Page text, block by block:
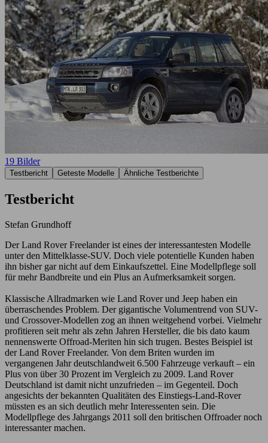
19 Bilder
Testbericht Geteste Modelle Ähnliche Testberichte
Testbericht
Stefan Grundhoff
Der Land Rover Freelander ist eines der interessantesten Modelle
unter den Mittelklasse-SUV. Doch viele potentielle Kunden haben
ihn bisher gar nicht auf dem Einkaufszettel. Eine Modellpflege soll
für mehr Bandbreite und ein Plus an Aufmerksamkeit sorgen.
Klassische Allradmarken wie Land Rover und Jeep haben ein
überraschendes Problem. Der gigantische Volumentrend von SUV-
und Crossover-Modellen zog an ihnen weitgehend vorbei. Vielmehr
profitieren seit mehr als zehn Jahren Hersteller, die bis dato kaum
nennenswerte Offroad-Meriten hin sich trugen. Bestes Beispiel ist
der Land Rover Freelander. Von dem Briten wurden im
vergangenen Jahr deutschlandweit 6.500 Fahrzeuge verkauft – ein
Plus von über 30 Prozent im Vergleich zu 2009. Land Rover
Deutschland ist damit nicht unzufrieden – im Gegenteil. Doch
angesichts der bekannten Qualitäten des Einstiegs-Land-Rover
müssten es an sich deutlich mehr Interessenten sein. Die
Modellpflege des Jahrgangs 2011 soll den britischen Offroader noch
interessanter machen.